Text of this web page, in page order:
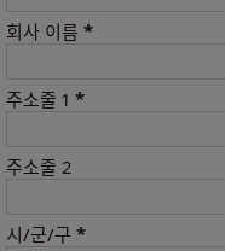
회사 이름 *
주소줄 1 *
주소줄 2
시/군/구 *